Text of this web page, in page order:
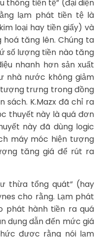
thông tiền tệ” (đại diện
lạm phát tiền tệ là
loại hay tiền giấy) và
tăng lên. Chúng ta
số lượng tiền nào tăng
nhanh hơn sản xuất
nhà nước không giảm
trưng trong đồng
sách. K.Mazx đã chỉ ra
thuyết này là quá đơn
này đã dùng logic
máy móc hiện tượng
tăng giá để rút ra
thừa tổng quát” (hay
cho rằng. Lạm phát
phát hành tiền ra quá
dụng dẫn đến mức giá
được rằng nói lạm